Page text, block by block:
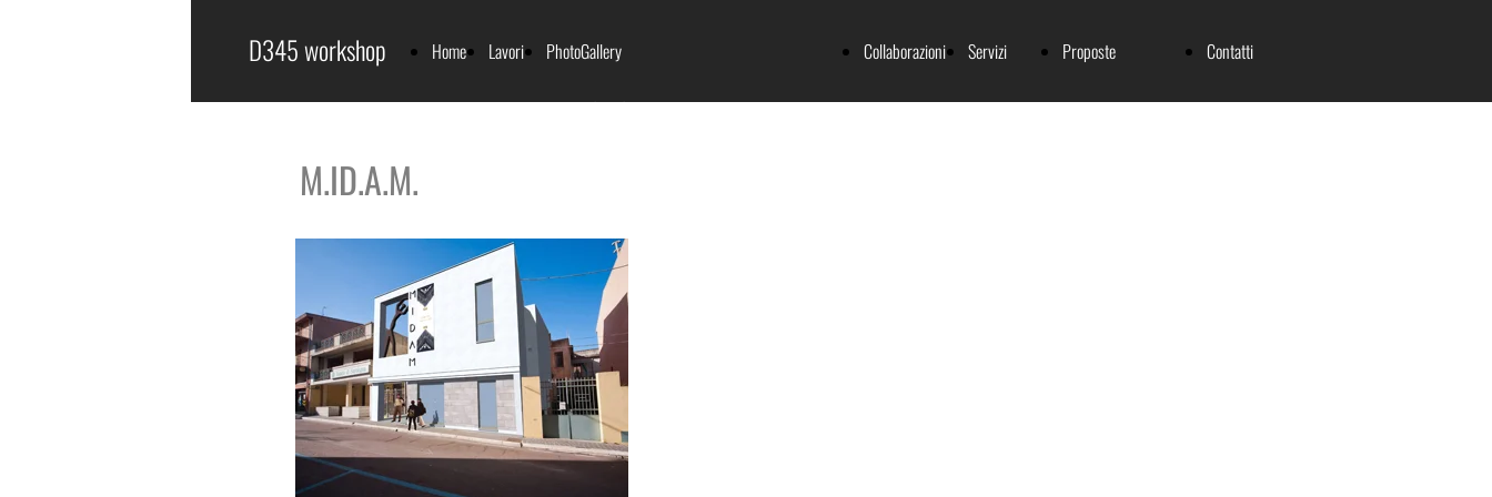
Home Lavori PhotoGallery
Cala Gonone Beach Village
Residence Cala Gonone
Residenza unifamiliare loc."Pradonos"
Ziu Jacu
Ristrutturazione Via Puglie
Collaborazioni Servizi
svolti
Proposte
Immobiliari
Contatti
D345 workshop
M.ID.A.M.